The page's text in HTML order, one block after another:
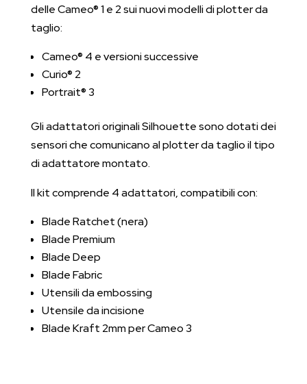
delle Cameo® 1 e 2 sui nuovi modelli di plotter da
taglio:
Cameo® 4 e versioni successive
Curio® 2
Portrait® 3
Gli adattatori originali Silhouette sono dotati dei
sensori che comunicano al plotter da taglio il tipo
di adattatore montato.
Il kit comprende 4 adattatori, compatibili con:
Blade Ratchet (nera)
Blade Premium
Blade Deep
Blade Fabric
Utensili da embossing
Utensile da incisione
Blade Kraft 2mm per Cameo 3